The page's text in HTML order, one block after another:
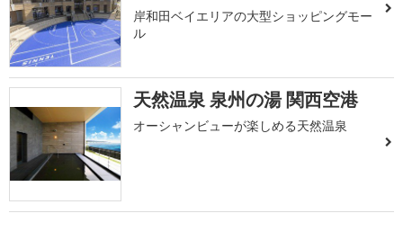
岸和田ベイエリアの大型ショッピングモー
ル
天然温泉 泉州の湯 関西空港
オーシャンビューが楽しめる天然温泉